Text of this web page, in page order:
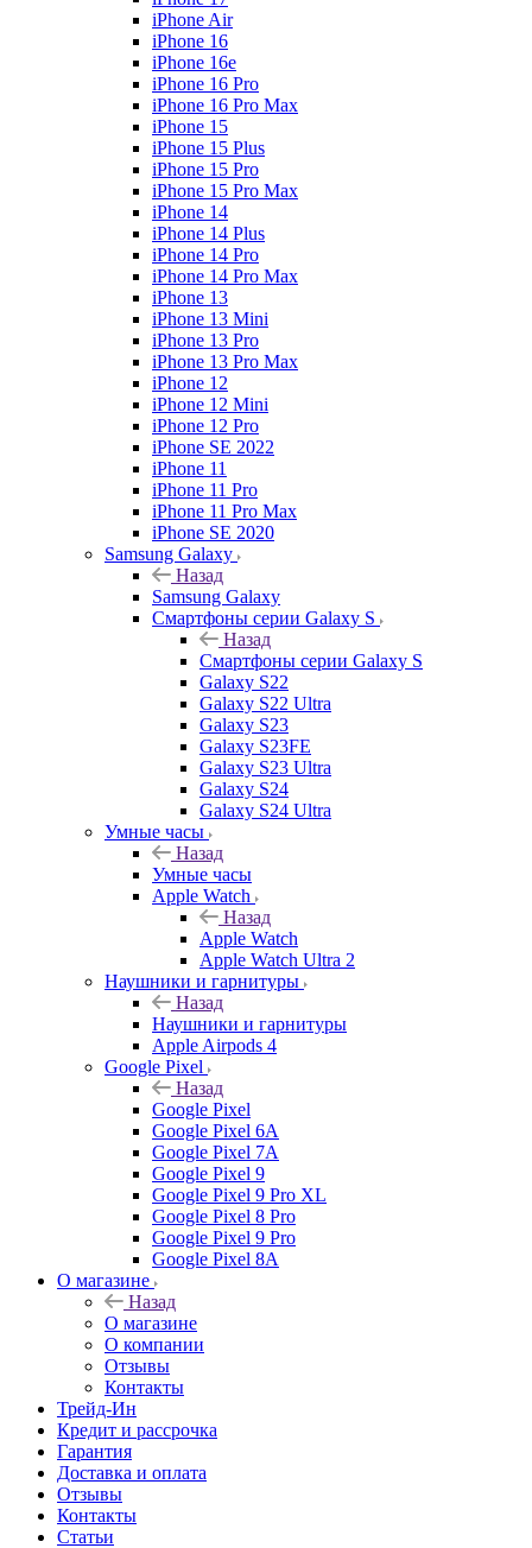
iPhone Air
iPhone 16
iPhone 16e
iPhone 16 Pro
iPhone 16 Pro Max
iPhone 15
iPhone 15 Plus
iPhone 15 Pro
iPhone 15 Pro Max
iPhone 14
iPhone 14 Plus
iPhone 14 Pro
iPhone 14 Pro Max
iPhone 13
iPhone 13 Mini
iPhone 13 Pro
iPhone 13 Pro Max
iPhone 12
iPhone 12 Mini
iPhone 12 Pro
iPhone SE 2022
iPhone 11
iPhone 11 Pro
iPhone 11 Pro Max
iPhone SE 2020
Samsung Galaxy
Назад
Samsung Galaxy
Смартфоны серии Galaxy S
Назад
Смартфоны серии Galaxy S
Galaxy S22
Galaxy S22 Ultra
Galaxy S23
Galaxy S23FE
Galaxy S23 Ultra
Galaxy S24
Galaxy S24 Ultra
Умные часы
Назад
Умные часы
Apple Watch
Назад
Apple Watch
Apple Watch Ultra 2
Наушники и гарнитуры
Назад
Наушники и гарнитуры
Apple Airpods 4
Google Pixel
Назад
Google Pixel
Google Pixel 6A
Google Pixel 7А
Google Pixel 9
Google Pixel 9 Pro XL
Google Pixel 8 Pro
Google Pixel 9 Pro
Google Pixel 8A
О магазине
Назад
О магазине
О компании
Отзывы
Контакты
Трейд-Ин
Кредит и рассрочка
Гарантия
Доставка и оплата
Отзывы
Контакты
Статьи